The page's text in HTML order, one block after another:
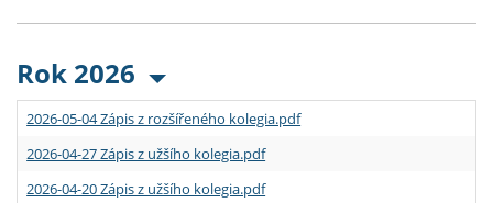
Rok 2026
2026-05-04 Zápis z rozšířeného kolegia.pdf
2026-04-27 Zápis z užšího kolegia.pdf
2026-04-20 Zápis z užšího kolegia.pdf